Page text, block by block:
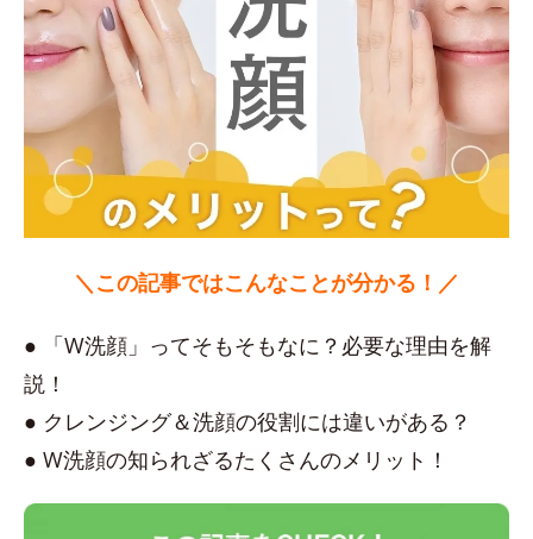
＼この記事ではこんなことが分かる！／
● 「W洗顔」ってそもそもなに？必要な理由を解
説！
● クレンジング＆洗顔の役割には違いがある？
● W洗顔の知られざるたくさんのメリット！